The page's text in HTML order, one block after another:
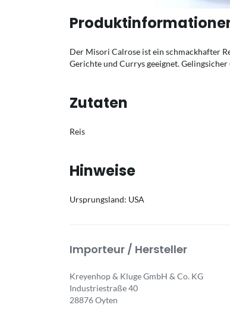
Der Misori Calrose ist ein schmackhafter
Gerichte und Currys geeignet.
Zutaten
Reis
Hinweise
Ursprungsland: USA
Importeur / Hersteller
Kreyenhop & Kluge GmbH & Co. KG
Industriestraße 40
28876 Oyten